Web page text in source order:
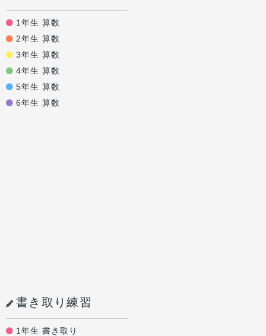
1年生 算数
2年生 算数
3年生 算数
4年生 算数
5年生 算数
6年生 算数
書き取り練習
1年生 書き取り